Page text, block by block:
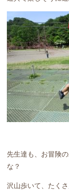
先生達も、お冒険
な？
沢山歩いて、たく